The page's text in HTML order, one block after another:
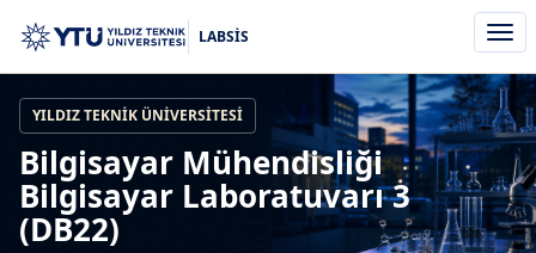
aç/
LABSİS
YILDIZ TEKNIK ÜNIVERSITESI
Bilgisayar Mühendisliği
Bilgisayar Laboratuvarı 3
(DB22)